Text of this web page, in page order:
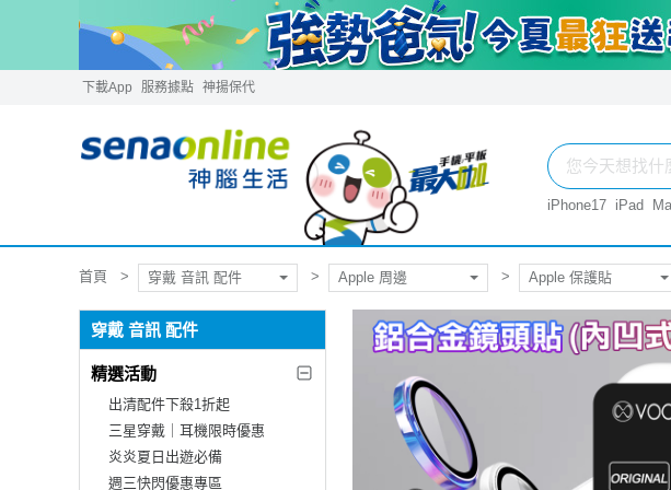
下載App 服務據點 神揚保代
iPhone17 iPad
首頁 穿戴 音訊 配件 Apple 周邊 Apple 保護貼
穿戴 音訊 配件
精選活動
出清配件下殺1折起
三星穿戴｜耳機限時優惠
炎炎夏日出遊必備
週三快閃優惠專區